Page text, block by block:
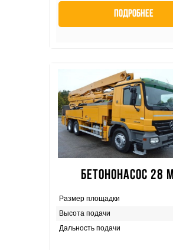
Подробнее
БЕТОНОНАСОС 28 М
Размер площадки
Высота подачи
Дальность подачи